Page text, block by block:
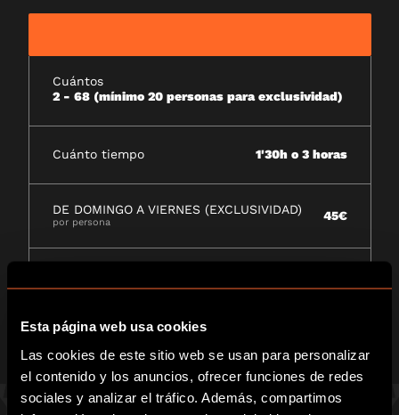
Esta página web usa cookies
Las cookies de este sitio web se usan para personalizar
el contenido y los anuncios, ofrecer funciones de redes
sociales y analizar el tráfico. Además, compartimos
Cuántos
2 - 68 (mínimo 20 personas para exclusividad)
Cuánto tiempo 1'30h o 3 horas
DE DOMINGO A VIERNES (EXCLUSIVIDAD)
por persona 45€
por persona